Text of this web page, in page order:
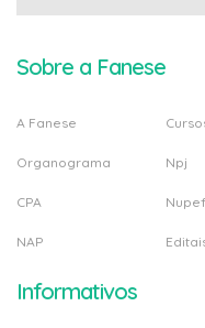
Sobre a Fanese
A Fanese
Organograma
CPA
NAP
Npj
Nupef
Informativos